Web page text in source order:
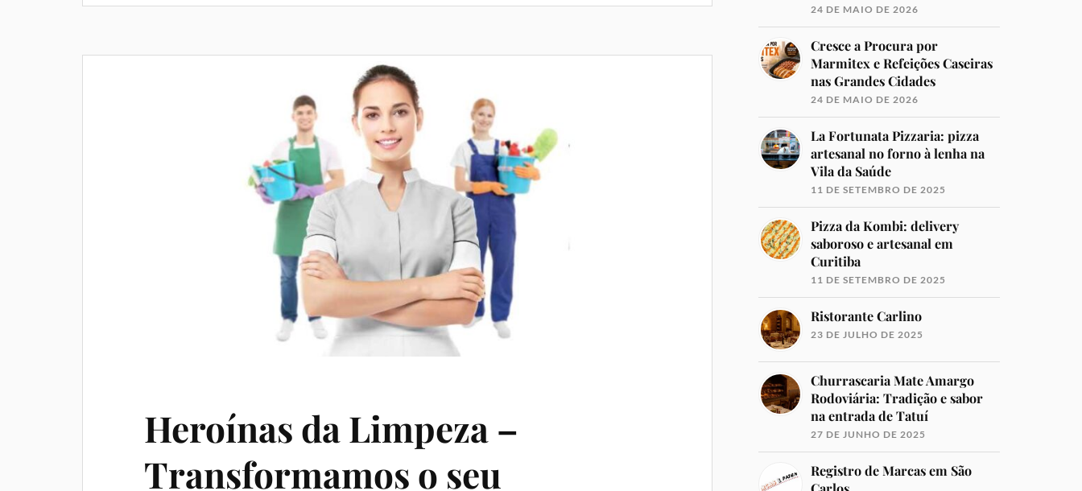
Heroínas da Limpeza –
Transformamos o seu
24 DE MAIO DE 2026
Cresce a Procura por
Marmitex e Refeições Caseiras
nas Grandes Cidades
24 DE MAIO DE 2026
La Fortunata Pizzaria: pizza
artesanal no forno à lenha na
Vila da Saúde
11 DE SETEMBRO DE 2025
Pizza da Kombi: delivery
saboroso e artesanal em
Curitiba
11 DE SETEMBRO DE 2025
Ristorante Carlino
23 DE JULHO DE 2025
Churrascaria Mate Amargo
Rodoviária: Tradição e sabor
na entrada de Tatuí
27 DE JUNHO DE 2025
Registro de Marcas em São